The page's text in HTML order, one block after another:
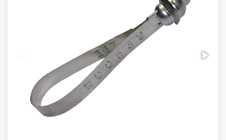
Программное обеспечение LogTag
Монтаж оборудования
Новости
Контакты